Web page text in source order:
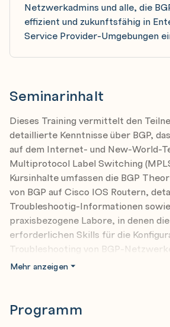
Netzwerkadmins und alle, die
effizient und zukunftsfähig in
Service Provider-Umgebungen
Seminarinhalt
Dieses Training vermittelt den
detaillierte Kenntnisse über BGP,
auf dem Internet- und New-World-
Multiprotocol Label Switching
Kursinhalte umfassen die BGP
von BGP auf Cisco IOS Routern,
Troubleshootig-Informationen
praxisbezogene Labore, in denen
erforderlichen Skills für die
Troubleshooting von BGP-
Anhand verschiedener Service-
Teilnehmer auf das Design und die
effizienter und fehlerfreier BGP-
Mehr anzeigen
Programm